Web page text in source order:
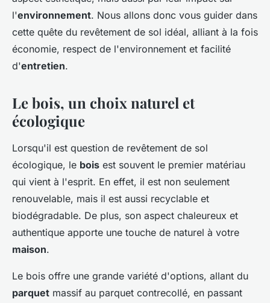
l'environnement. Nous allons donc vous guider dans
cette quête du revêtement de sol idéal, alliant à la fois
économie, respect de l'environnement et facilité
d'entretien.
Le bois, un choix naturel et
écologique
Lorsqu'il est question de revêtement de sol
écologique, le bois est souvent le premier matériau
qui vient à l'esprit. En effet, il est non seulement
renouvelable, mais il est aussi recyclable et
biodégradable. De plus, son aspect chaleureux et
authentique apporte une touche de naturel à votre
maison.
Le bois offre une grande variété d'options, allant du
parquet massif au parquet contrecollé, en passant